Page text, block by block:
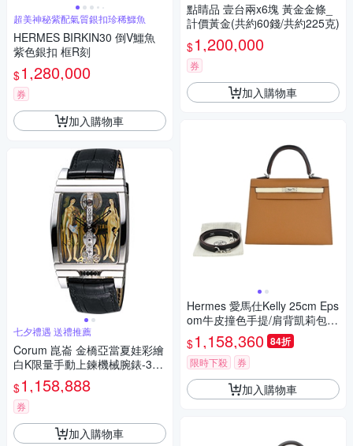
超美神秘紫配氣質銀扣珍稀鱷魚
HERMES BIRKIN30 倒V鱷魚
紫色銀扣 框R刻
$1,280,000
券
加入購物車
七夕禮遇 送禮推薦
Corum 崑崙 金橋亞當夏娃彩繪
白K限量手動上鍊機械腕錶-30
mm
$1,158,888
券
加入購物車
點睛品 壹台兩x6塊 黃金金條_
計價黃金(共約60錢/共約225克)
$1,200,000
券
加入購物車
Hermes 愛馬仕Kelly 25cm Eps
om牛皮撞色手提/肩背凱莉包(A
A奶茶/藍/巧克力/U刻/銀釦)
$1,158,360 84折
限時下殺 券
加入購物車